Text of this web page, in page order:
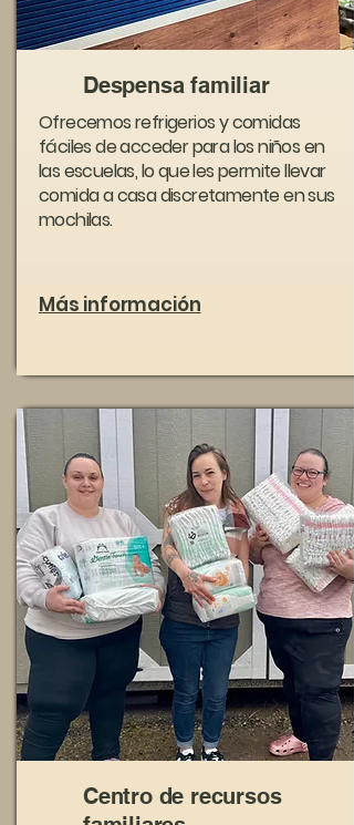
Despensa familiar
Ofrecemos refrigerios y comidas
fáciles de acceder para los niños en
las escuelas, lo que les permite llevar
comida a casa discretamente en sus
mochilas.
Más información
Centro de recursos